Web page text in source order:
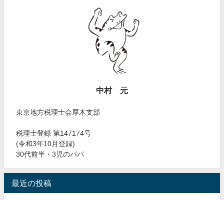
中村 元
東京地方税理士会厚木支部
税理士登録 第147174号
(令和3年10月登録)
30代前半・3児のパパ
最近の投稿